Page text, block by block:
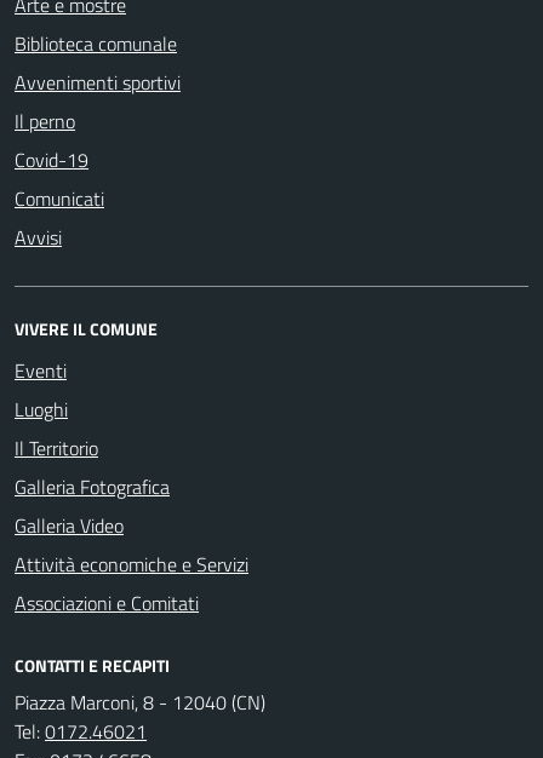
Biblioteca comunale
Avvenimenti sportivi
Il perno
Covid-19
Comunicati
Avvisi
VIVERE IL COMUNE
Eventi
Luoghi
Il Territorio
Galleria Fotografica
Galleria Video
Attività economiche e Servizi
Associazioni e Comitati
CONTATTI E RECAPITI
Piazza Marconi, 8 - 12040 (CN)
Tel:0172.46021